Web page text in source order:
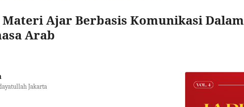
Materi Ajar Berbasis Komunikasi Dalam
Arab
Jakarta